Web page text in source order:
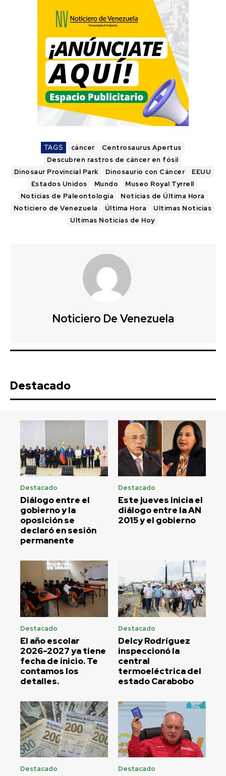
TAGS cáncer
Centrosaurus Apertus
Descubren rastros de cáncer en fósil
Dinosaur Provincial Park
Dinosaurio con Cáncer
EEUU
Estados Unidos
Mundo
Museo Royal Tyrrell
Noticias de Paleontología
Noticias de Última Hora
Noticiero de Venezuela
Última Hora
Ultimas Noticias
Ultimas Noticias de Hoy
Noticiero De Venezuela
Destacado
Destacado
Diálogo entre el
gobierno y la
oposición se
declaró en sesión
permanente
Destacado
Este jueves inicia el
diálogo entre la AN
2015 y el gobierno
Destacado
El año escolar
2026-2027 ya tiene
fecha de inicio. Te
contamos los
detalles.
Destacado
Delcy Rodríguez
inspeccionó la
central
termoeléctrica del
estado Carabobo
Destacado Destacado